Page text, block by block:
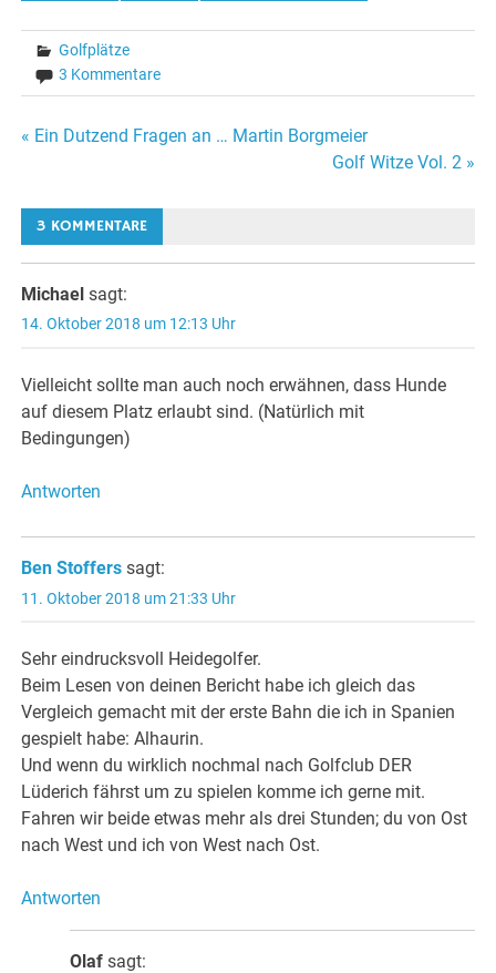
Golfplätze
3 Kommentare
Beitragsnavigation
« Ein Dutzend Fragen an … Martin Borgmeier
Golf Witze Vol. 2 »
3 KOMMENTARE
Michael sagt:
14. Oktober 2018 um 12:13 Uhr
Vielleicht sollte man auch noch erwähnen, dass Hunde
auf diesem Platz erlaubt sind. (Natürlich mit
Bedingungen)
Antworten
Ben Stoffers sagt:
11. Oktober 2018 um 21:33 Uhr
Sehr eindrucksvoll Heidegolfer.
Beim Lesen von deinen Bericht habe ich gleich das
Vergleich gemacht mit der erste Bahn die ich in Spanien
gespielt habe: Alhaurin.
Und wenn du wirklich nochmal nach Golfclub DER
Lüderich fährst um zu spielen komme ich gerne mit.
Fahren wir beide etwas mehr als drei Stunden; du von Ost
nach West und ich von West nach Ost.
Antworten
Olaf sagt: